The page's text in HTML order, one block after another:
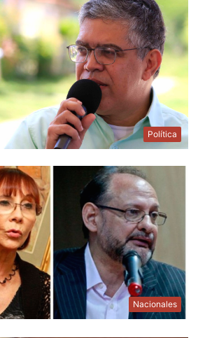
Política
Nacionales